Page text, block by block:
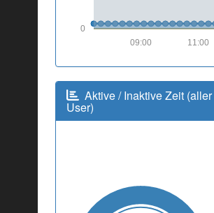
0
11:00
09:00
Aktive / Inaktive Zeit (aller
User)